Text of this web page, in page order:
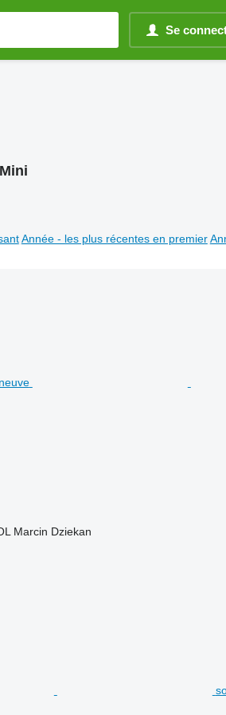
Se
Année - les plus récentes en premier
Marcin Dziekan